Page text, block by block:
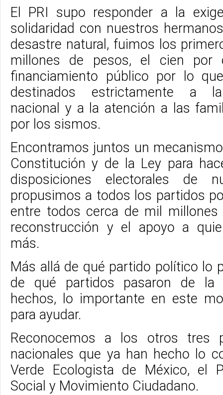
El PRI supo responder a la
solidaridad con nuestros
desastre natural, fuimos los
millones de pesos, el cien por
financiamiento público por lo
destinados estrictamente a
nacional y a la atención a las
por los sismos.
Encontramos juntos un
Constitución y de la Ley para
disposiciones electorales de
propusimos a todos los partidos
entre todos cerca de mil
reconstrucción y el apoyo a
más.
Más allá de qué partido político lo
de qué partidos pasaron de la
hechos, lo importante en este
para ayudar.
Reconocemos a los otros tres
nacionales que ya han hecho lo
Verde Ecologista de México, el
Social y Movimiento Ciudadano.